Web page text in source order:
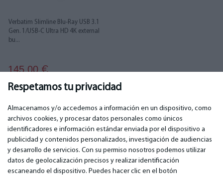
Respetamos tu privacidad
Almacenamos y/o accedemos a información en un dispositivo, como
archivos cookies, y procesar datos personales como únicos
identificadores e información estándar enviada por el dispositivo a
publicidad y contenidos personalizados, investigación de audiencias
y desarrollo de servicios. Con su permiso nosotros podemos utilizar
datos de geolocalización precisos y realizar identificación
escaneando el dispositivo. Puedes hacer clic en el botón
Verbatim Slimline Blu‑Ray USB 3.1
Gen. 1/USB‑C Ultra HD 4K external
bu...
145.00€
IMPORTANTE
Servicios de garantía
CONTACTOS
Teléfono. +349 36940118
email: info@bm.lv